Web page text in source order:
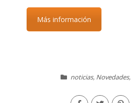
Más información
noticias, Novedades,